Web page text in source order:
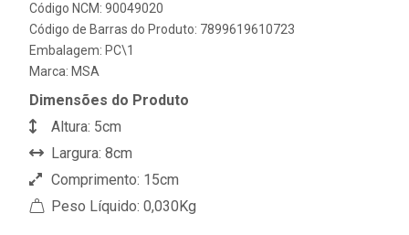
Código NCM: 90049020
Código de Barras do Produto: 7899619610723
Embalagem: PC\1
Marca: MSA
Dimensões do Produto
Altura: 5cm
Largura: 8cm
Comprimento: 15cm
Peso Líquido: 0,030Kg